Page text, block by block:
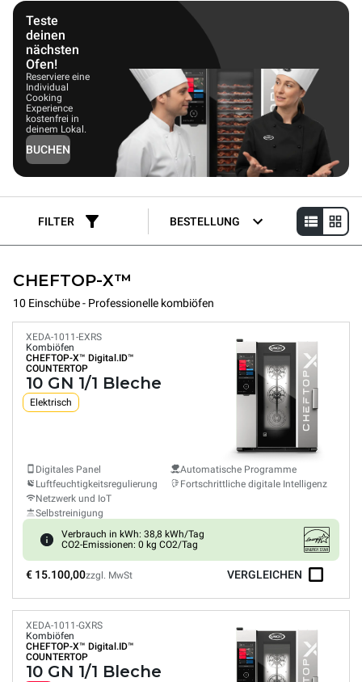
platzsparenden Design.
Teste
deinen
nächsten
Ofen!
Reserviere eine
Individual
Cooking
Experience
kostenfrei in
deinem Lokal.
BUCHEN
FILTER BESTELLUNG
CHEFTOP-X™
10 Einschübe - Professionelle kombiöfen
XEDA-1011-EXRS
Kombiöfen
CHEFTOP-X™ Digital.ID™
COUNTERTOP
10 GN 1/1 Bleche
Elektrisch
Digitales Panel
Luftfeuchtigkeitsregulierung
Netzwerk und IoT
Selbstreinigung
Automatische Programme
Fortschrittliche digitale Intelligenz
Verbrauch in kWh: 38,8 kWh/Tag
CO2-Emissionen: 0 kg CO2/Tag
€ 15.100,00zzgl. MwSt VERGLEICHEN
XEDA-1011-GXRS
Kombiöfen
CHEFTOP-X™ Digital.ID™
COUNTERTOP
10 GN 1/1 Bleche